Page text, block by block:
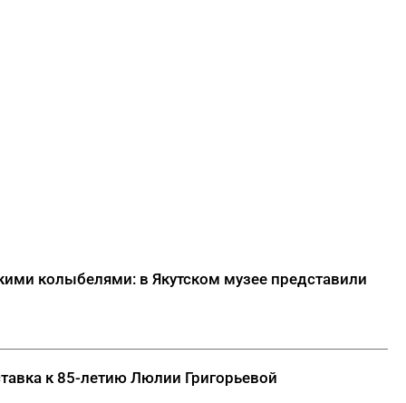
колыбелями: в Якутском музее представили
к 85-летию Люлии Григорьевой